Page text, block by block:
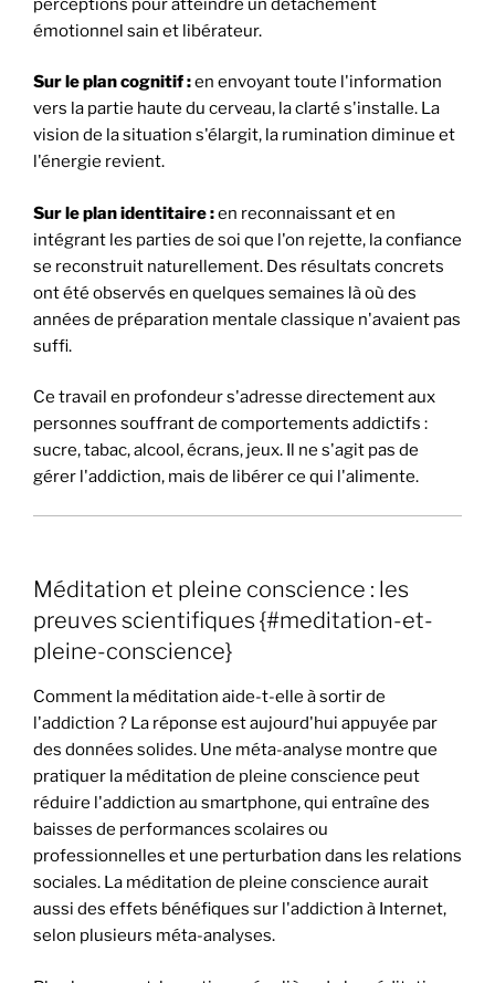
émotionnel sain et libérateur.
Sur le plan cognitif :en envoyant toute l'information
vers la partie haute du cerveau, la clarté s'installe. La
vision de la situation s'élargit, la rumination diminue et
l'énergie revient.
Sur le plan identitaire :en reconnaissant et en
intégrant les parties de soi que l'on rejette, la confiance
se reconstruit naturellement. Des résultats concrets
ont été observés en quelques semaines là où des
années de préparation mentale classique n'avaient pas
suffi.
Ce travail en profondeur s'adresse directement aux
personnes souffrant de comportements addictifs :
sucre, tabac, alcool, écrans, jeux. Il ne s'agit pas de
gérer l'addiction, mais de libérer ce qui l'alimente.
Méditation et pleine conscience : les
preuves scientifiques {#meditation-et-
pleine-conscience}
Comment la méditation aide-t-elle à sortir de
l'addiction ? La réponse est aujourd'hui appuyée par
des données solides. Une méta-analyse montre que
pratiquer la méditation de pleine conscience peut
réduire l'addiction au smartphone, qui entraîne des
baisses de performances scolaires ou
professionnelles et une perturbation dans les relations
sociales. La méditation de pleine conscience aurait
aussi des effets bénéfiques sur l'addiction à Internet,
selon plusieurs méta-analyses.